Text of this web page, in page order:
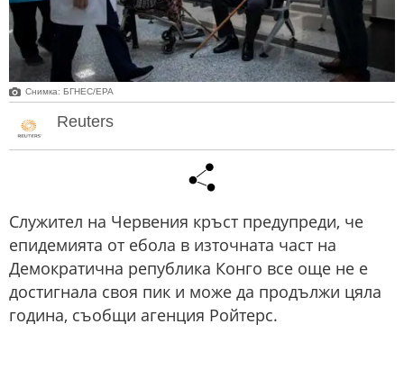
Снимка: БГНЕС/ЕРА
Reuters
Служител на Червения кръст предупреди, че
епидемията от ебола в източната част на
Демократична република Конго все още не е
достигнала своя пик и може да продължи цяла
година, съобщи агенция Ройтерс.